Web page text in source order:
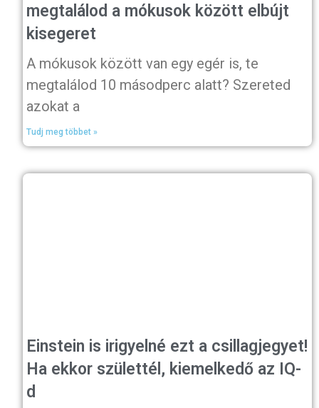
megtalálod a mókusok között elbújt
kisegeret
A mókusok között van egy egér is, te
megtalálod 10 másodperc alatt? Szereted
azokat a
Tudj meg többet »
Einstein is irigyelné ezt a csillagjegyet!
Ha ekkor születtél, kiemelkedő az IQ-
d